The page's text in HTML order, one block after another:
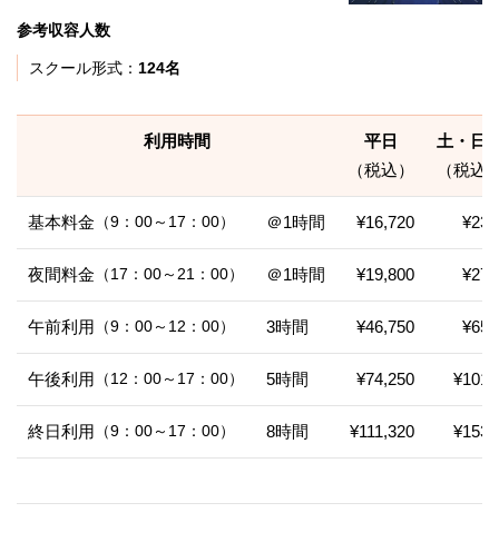
参考収容人数
スクール形式： 124名
利用時間
平日
（税込）
土・日
（税込
基本料金 （9：00～17：00） ＠1時間 ¥16,720
夜間料金 （17：00～21：00） ＠1時間 ¥19,800
午前利用 （9：00～12：00） 3時間 ¥46,750
午後利用 （12：00～17：00） 5時間 ¥74,250
終日利用 （9：00～17：00） 8時間 ¥111,320